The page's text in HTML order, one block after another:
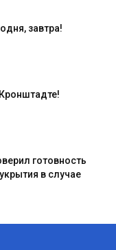
завтра!
готовность
в случае